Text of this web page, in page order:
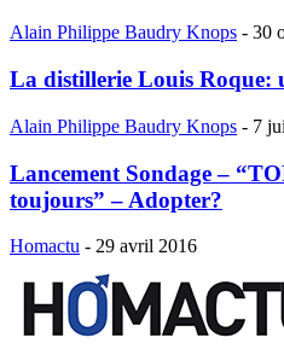
Alain Philippe Baudry Knops - 30
La distillerie Louis Roque:
Alain Philippe Baudry Knops - 7
Lancement Sondage –
toujours” – Adopter?
Homactu - 29 avril 2016